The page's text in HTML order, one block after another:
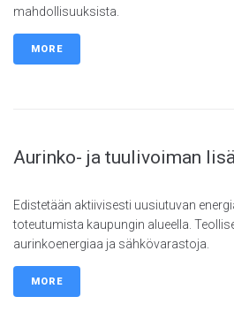
mahdollisuuksista.
MORE
Aurinko- ja tuulivoiman
Edistetään aktiivisesti uusiutuvan
toteutumista kaupungin alueella.
aurinkoenergiaa ja sähkövarastoja.
MORE